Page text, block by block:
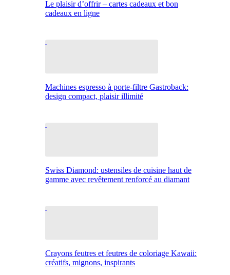
Le plaisir d’offrir – cartes cadeaux et bon
cadeaux en ligne
Machines espresso à porte-filtre Gastroback:
design compact, plaisir illimité
Swiss Diamond: ustensiles de cuisine haut de
gamme avec revêtement renforcé au diamant
Crayons feutres et feutres de coloriage Kawaii:
créatifs, mignons, inspirants